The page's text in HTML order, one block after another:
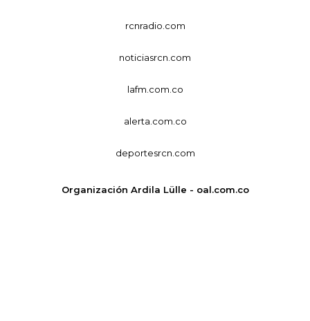
rcnradio.com
noticiasrcn.com
lafm.com.co
alerta.com.co
deportesrcn.com
Organización Ardila Lülle - oal.com.co